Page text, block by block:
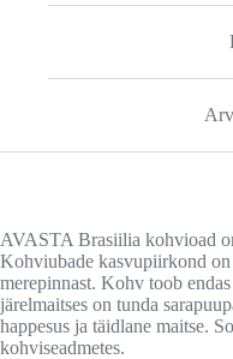
AVASTA Brasiilia kohvioad
Kohviubade kasvupiirkond
merepinnast. Kohv toob
järelmaitses on tunda
happesus ja täidlane maitse.
kohviseadmetes.